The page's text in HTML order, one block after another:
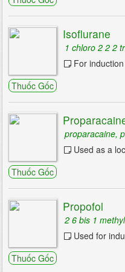
Thuốc
Thuốc
Thuốc
Thuốc
Thuốc
Thuốc
Thuốc
Thuốc Gốc
Isoflurane
For induction
Thuốc Gốc
proparacaine,
Used as a
Thuốc Gốc
Propofol
Used for induction and/or